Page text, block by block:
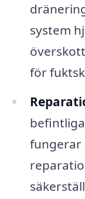
system
för
fungerar